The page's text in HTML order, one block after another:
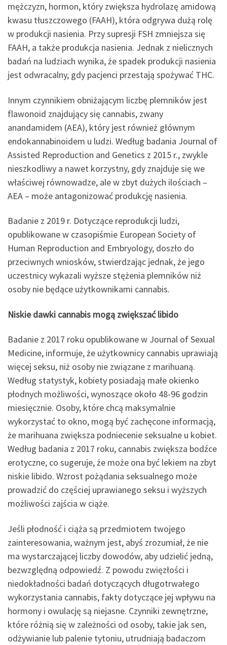
mężczyzn, hormon, który zwiększa hydrolazę amidową
kwasu tłuszczowego (FAAH), która odgrywa dużą rolę
w produkcji nasienia. Przy supresji FSH zmniejsza się
FAAH, a także produkcja nasienia. Jednak z nielicznych
badań na ludziach wynika, że ​​spadek produkcji nasienia
jest odwracalny, gdy pacjenci przestają spożywać THC.
Innym czynnikiem obniżającym liczbę plemników jest
flawonoid znajdujący się cannabis, zwany
anandamidem (AEA), który jest również głównym
endokannabinoidem u ludzi. Według badania Journal of
Assisted Reproduction and Genetics z 2015 r., zwykle
nieszkodliwy a nawet korzystny, gdy znajduje się we
właściwej równowadze, ale w zbyt dużych ilościach –
AEA – może antagonizować produkcję nasienia.
Badanie z 2019 r. Dotyczące reprodukcji ludzi,
opublikowane w czasopiśmie European Society of
Human Reproduction and Embryology, doszło do
przeciwnych wniosków, stwierdzając jednak, że jego
uczestnicy wykazali wyższe stężenia plemników niż
osoby nie będące użytkownikami cannabis.
Niskie dawki cannabis mogą zwiększać libido
Badanie z 2017 roku opublikowane w Journal of Sexual
Medicine, informuje, że użytkownicy cannabis uprawiają
więcej seksu, niż osoby nie związane z marihuaną.
Według statystyk, kobiety posiadają małe okienko
płodnych możliwości, wynoszące około 48-96 godzin
miesięcznie. Osoby, które chcą maksymalnie
wykorzystać to okno, mogą być zachęcone informacją,
że marihuana zwiększa podniecenie seksualne u kobiet.
Według badania z 2017 roku, cannabis zwiększa bodźce
erotyczne, co sugeruje, że może ona być lekiem na zbyt
niskie libido. Wzrost pożądania seksualnego może
prowadzić do częściej uprawianego seksu i wyższych
możliwości zajścia w ciąże.
Jeśli płodność i ciąża są przedmiotem twojego
zainteresowania, ważnym jest, abyś zrozumiał, że nie
ma wystarczającej liczby dowodów, aby udzielić jedną,
bezwzględną odpowiedź. Z powodu zwięzłości i
niedokładności badań dotyczących długotrwałego
wykorzystania cannabis, fakty dotyczące jej wpływu na
hormony i owulację są niejasne. Czynniki zewnętrzne,
które różnią się w zależności od osoby, takie jak sen,
odżywianie lub palenie tytoniu, utrudniają badaczom